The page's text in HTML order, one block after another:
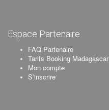
Espace Partenaire
FAQ Partenaire
Tarifs Booking Madagascar
Mon compte
S’inscrire